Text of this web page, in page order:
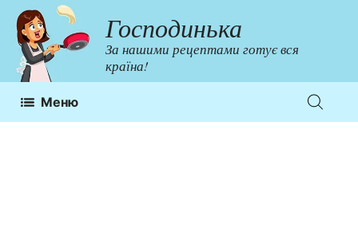
Перейти
до
контенту
Господинька
За нашими рецептами готує вся
країна!
Меню